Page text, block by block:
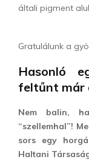
általi pigment
Gratulálunk a
Hasonló
feltűnt már
Nem balin,
“szellemhal”!
sors egy
Haltani